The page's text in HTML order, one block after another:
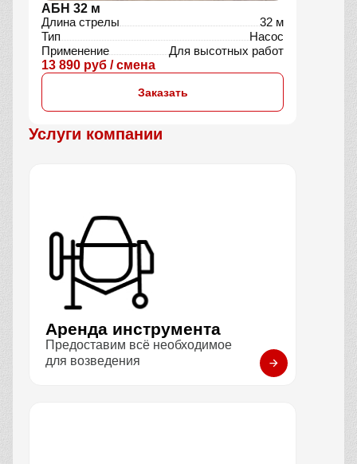
АБН 32 м
Длина стрелы
32 м
Тип
Насос
Применение
Для высотных работ
13 890 руб / смена
Заказать
Услуги компании
Аренда инструмента
Предоставим всё необходимое
для возведения